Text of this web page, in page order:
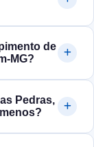
de
Pedras,